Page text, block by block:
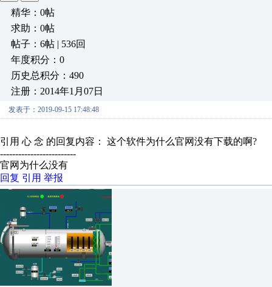
精华：0帖
求助：0帖
帖子：6帖 | 536回
年度积分：0
历史总积分：490
注册：2014年1月07日
发表于：2019-09-15 17:48:48
引用 心 念 的回复内容： 这个软件为什么官网没有下载的啊?
-------------------------
官网为什么没有
回复 引用 举报